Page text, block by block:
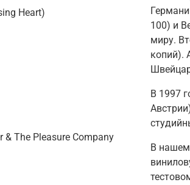
100) и
миру.
копий).
В 1997
В нашем
Heart)
& The Pleasure Company